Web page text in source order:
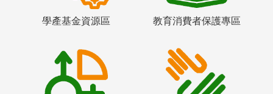
學產基金資源區 教育消費者保護專區